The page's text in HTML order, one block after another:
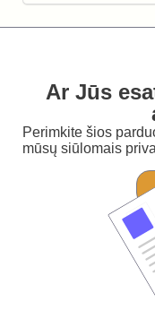
Ar Jūs
Perimkite šios
mūsų siūlomais